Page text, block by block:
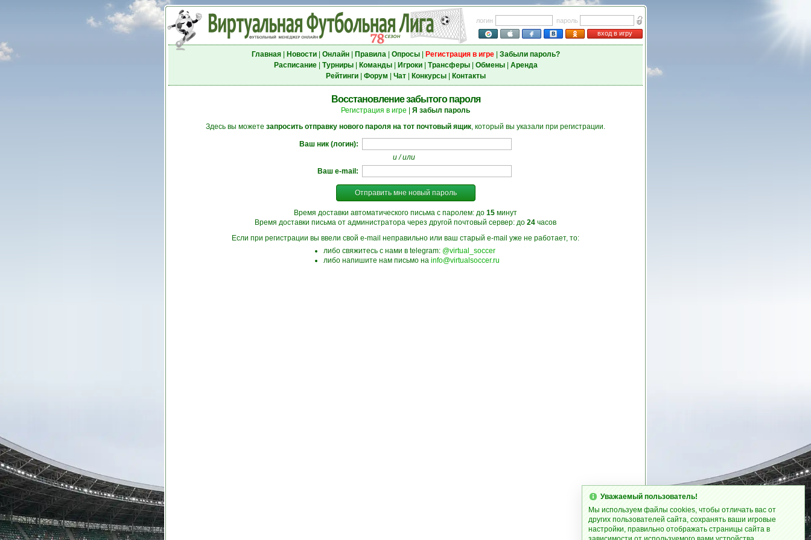
логин
пароль
вход в игру
Главная| Новости| Онлайн| Правила| Опросы| Регистрация в игре| Забыли пароль?
Расписание| Турниры| Команды| Игроки| Трансферы| Обмены| Аренда
Рейтинги| Форум Чат| Конкурсы| Контакты
Восстановление забытого пароля
Регистрация в игре
Я забыл пароль
Здесь вы можете запросить отправку нового пароля на тот почтовый ящик, который вы указали при регистрации.
Ваш ник (логин):
и / или
Ваш e-mail:
Отправить мне новый пароль
Время доставки автоматического письма с паролем: до 15 минут
Время доставки письма от администратора через другой почтовый сервер: до 24 часов
Если при регистрации вы ввели свой e-mail неправильно или ваш старый e-mail уже не работает, то:
либо свяжитесь с нами в telegram: @virtual_soccer
либо напишите нам письмо на info@virtualsoccer.ru
Уважаемый пользователь!
Мы используем файлы cookies, чтобы отличать вас от
других пользователей сайта, сохранять ваши игровые
настройки, правильно отображать страницы сайта в